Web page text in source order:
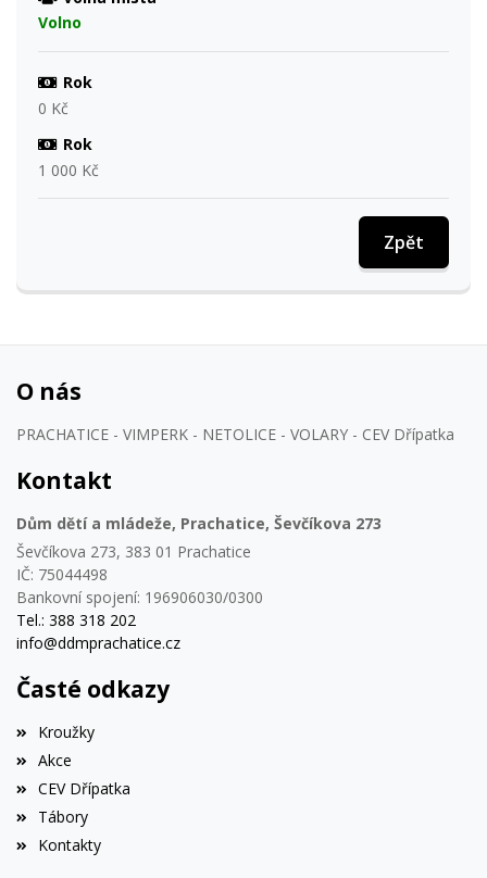
Volno
Rok
0 Kč
Rok
1 000 Kč
Zpět
O nás
PRACHATICE - VIMPERK - NETOLICE - VOLARY - CEV Dřípatka
Kontakt
Dům dětí a mládeže, Prachatice, Ševčíkova 273
Ševčíkova 273, 383 01 Prachatice
IČ: 75044498
Bankovní spojení: 196906030/0300
Tel.: 388 318 202
info@ddmprachatice.cz
Časté odkazy
Kroužky
Akce
CEV Dřípatka
Tábory
Kontakty